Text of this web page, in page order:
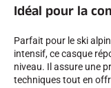
Idéal pour la
Parfait pour le ski
intensif, ce casque
niveau. Il assure une
techniques tout en